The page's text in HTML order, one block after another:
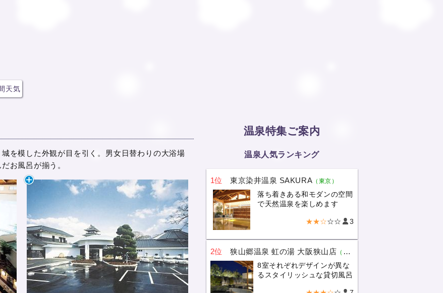
天気
を模した外観が目を引く。男女日替わりの大浴場
お風呂が揃う。
温泉特集ご案内
温泉人気ランキング
1位 東京染井温泉 SAKURA （東京）
落ち着きある和モダンの空間
で天然温泉を楽しめます
★★☆☆☆ 3
2位 狭山郷温泉 虹の湯 大阪狭山店 （大阪）
8室それぞれデザインが異な
るスタイリッシュな貸切風呂